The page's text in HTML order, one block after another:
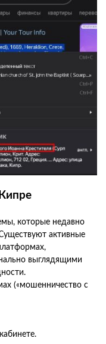
которые недавно
активные
выглядящими
(«мошенничество с